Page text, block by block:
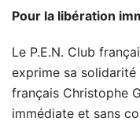
Pour la libération
Le P.E.N. Club
exprime sa
français Christophe
immédiate et sans